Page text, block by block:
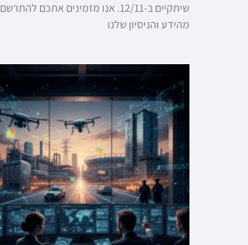
שיתקיים ב-12/11. אנו מזמינים אתכם להתרשם
מהידע והניסיון שלנו